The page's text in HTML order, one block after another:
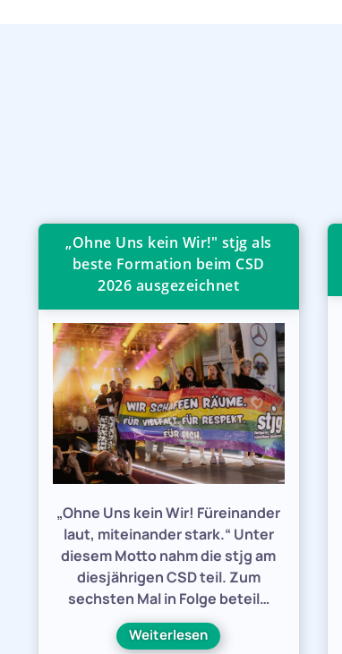
„Ohne Uns kein Wir!" stjg als
beste Formation beim CSD
2026 ausgezeichnet
„Ohne Uns kein Wir! Füreinander
laut, miteinander stark.“ Unter
diesem Motto nahm die stjg am
diesjährigen CSD teil. Zum
sechsten Mal in Folge beteil…
Weiterlesen